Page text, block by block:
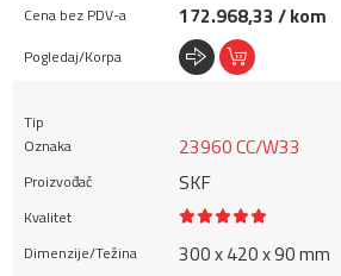
172.968,33 / kom
23960 CC/W33
SKF
300 x 420 x 90 mm